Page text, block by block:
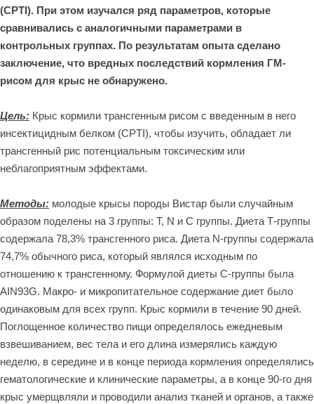
(CPTI). При этом изучался ряд параметров, которые
сравнивались с аналогичными параметрами в
контрольных группах. По результатам опыта сделано
заключение, что вредных последствий кормления ГМ-
рисом для крыс не обнаружено.
Цель: Крыс кормили трансгенным рисом с введенным в него
инсектицидным белком (CPTI), чтобы изучить, обладает ли
трансгенный рис потенциальным токсическим или
неблагоприятным эффектами.
Методы: молодые крысы породы Вистар были случайным
образом поделены на 3 группы: Т, N и С группы. Диета Т-группы
содержала 78,3% трансгенного риса. Диета N-группы содержала
74,7% обычного риса, который являлся исходным по
отношению к трансгенному. Формулой диеты С-группы была
AIN93G. Макро- и микропитательное содержание диет было
одинаковым для всех групп. Крыс кормили в течение 90 дней.
Поглощенное количество пищи определялось ежедневым
взвешиванием, вес тела и его длина измерялись каждую
неделю, в середине и в конце периода кормления определялись
гематологические и клинические параметры, а в конце 90-го дня
крыс умерщвляли и проводили анализ тканей и органов, а также